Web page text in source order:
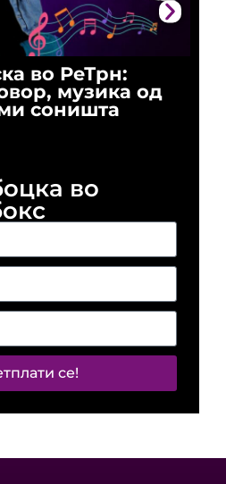
во РеТрн:
музика од
соништа
во
се!